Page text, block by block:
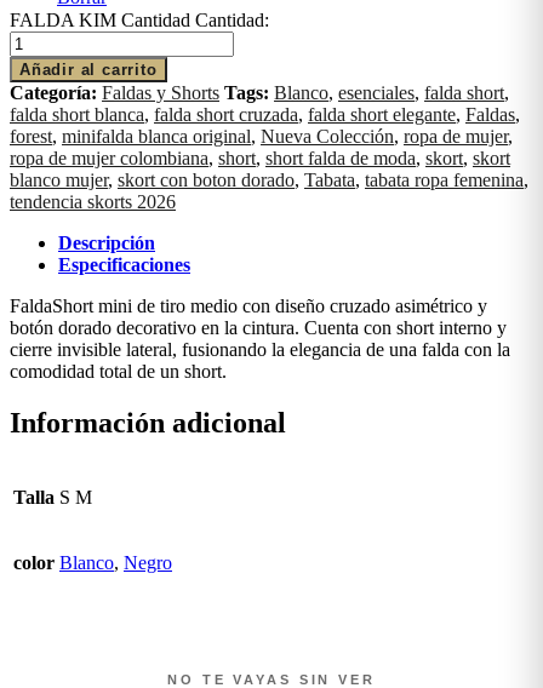
FALDA KIM Cantidad Cantidad:
Añadir al carrito
Categoría: Faldas y Shorts Tags: Blanco, esenciales, falda short,
falda short blanca, falda short cruzada, falda short elegante, Faldas,
forest, minifalda blanca original, Nueva Colección, ropa de mujer,
ropa de mujer colombiana, short, short falda de moda, skort, skort
blanco mujer, skort con boton dorado, Tabata, tabata ropa femenina,
tendencia skorts 2026
Descripción
Especificaciones
FaldaShort mini de tiro medio con diseño cruzado asimétrico y
botón dorado decorativo en la cintura. Cuenta con short interno y
cierre invisible lateral, fusionando la elegancia de una falda con la
comodidad total de un short.
Información adicional
Talla S M
color Blanco, Negro
NO TE VAYAS SIN VER